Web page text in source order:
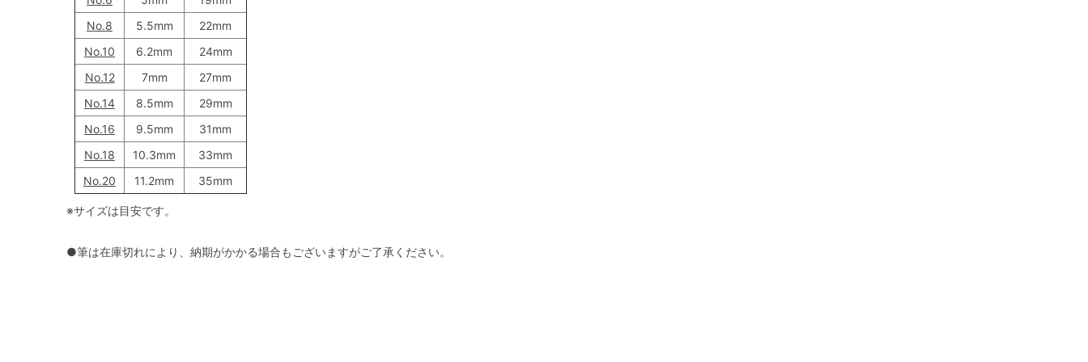
No.8
5.5mm
22mm
No.10
6.2mm
24mm
No.12
7mm
27mm
No.14
8.5mm
29mm
No.16
9.5mm
31mm
No.18
10.3mm
33mm
No.20
11.2mm 35mm
※サイズは目安です。
●筆は在庫切れにより、納期がかかる場合もございますがご了承ください。